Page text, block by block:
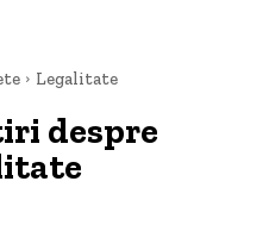
Legalitate
despre